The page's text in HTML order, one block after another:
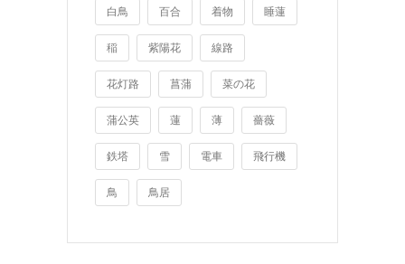
白鳥 百合 着物 睡蓮
稲 紫陽花 線路
花灯路 菖蒲 菜の花
蒲公英 蓮 薄 薔薇
鉄塔 雪 電車 飛行機
鳥 鳥居